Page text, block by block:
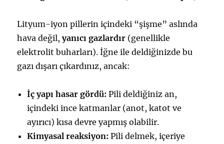
Lityum-iyon pillerin içindeki “şişme” aslında
hava değil,yanıcı gazlardır (genellikle
elektrolit buharları). İğne ile deldiğinizde bu
gazı dışarı çıkardınız, ancak:
İç yapı hasar gördü: Pili deldiğiniz an,
içindeki ince katmanlar (anot, katot ve
ayırıcı) kısa devre yapmış olabilir.
Kimyasal reaksiyon: Pili delmek, içeriye